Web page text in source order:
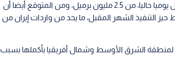
وهبطت صادرات النفط الإيراني بمقدار نصف مليون برميل يوميا حاليا، من 2.5 مليون برميل، ومن المتوقع أيضا أن
التنفيذ الشهر المقبل، ما يحد من واردات إيران من
الشرق الأوسط وشمال أفريقيا بأكملها بسبب